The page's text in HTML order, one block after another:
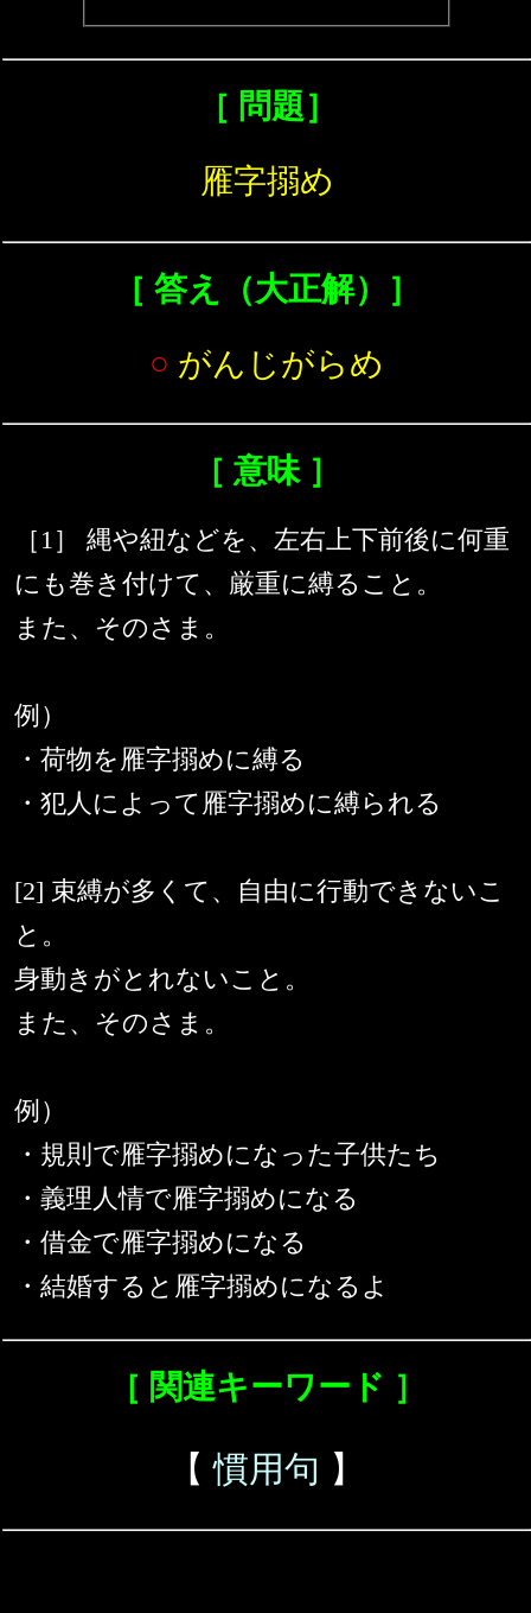
［ 問題］
雁字搦め
［ 答え（大正解）］
○ がんじがらめ
［ 意味 ］
［1］ 縄や紐などを、左右上下前後に何重
にも巻き付けて、厳重に縛ること。
また、そのさま。
例）
・荷物を雁字搦めに縛る
・犯人によって雁字搦めに縛られる
[2] 束縛が多くて、自由に行動できないこ
と。
身動きがとれないこと。
また、そのさま。
例）
・規則で雁字搦めになった子供たち
・義理人情で雁字搦めになる
・借金で雁字搦めになる
・結婚すると雁字搦めになるよ
［ 関連キーワード ］
【慣用句 】